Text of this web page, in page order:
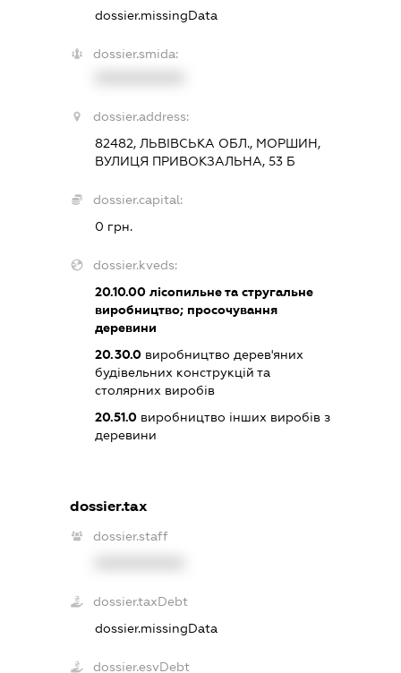
dossier.missingData
dossier.smida:
dossier.address:
82482, ЛЬВІВСЬКА ОБЛ., МОРШИН,
ВУЛИЦЯ ПРИВОКЗАЛЬНА, 53 Б
dossier.capital:
0 грн.
dossier.kveds:
20.10.00 лісопильне та стругальне
виробництво; просочування
деревини
20.30.0 виробництво дерев'яних
будівельних конструкцій та
столярних виробів
20.51.0 виробництво інших виробів з
деревини
dossier.tax
dossier.staff
dossier.taxDebt
dossier.missingData
dossier.esvDebt